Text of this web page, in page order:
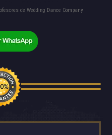
de Wedding Dance Company